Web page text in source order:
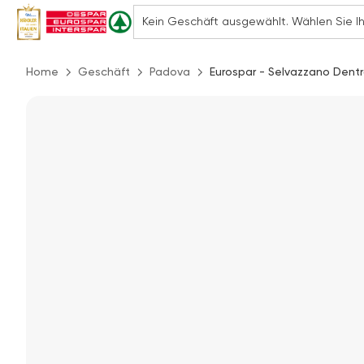
Home Geschäft Padova Eurospar - Selvazzano